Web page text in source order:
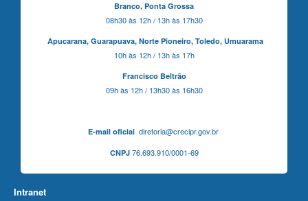
Branco, Ponta Grossa
08h30 às 12h / 13h às 17h30
Apucarana, Guarapuava, Norte Pioneiro, Toledo, Umuarama
10h às 12h / 13h às 17h
Francisco Beltrão
09h às 12h / 13h30 às 16h30
E-mail oficialdiretoria@crecipr.gov.br
CNPJ76.693.910/0001-69
Intranet